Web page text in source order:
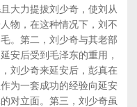
大力提拔刘少奇，使刘从
物，在这种情况下，刘不
。第二，刘少奇与其老部
安后受到毛泽东的重用，
刘少奇来延安后，彭真在
为一套成功的经验向延安
对立面。第三，刘少奇虽